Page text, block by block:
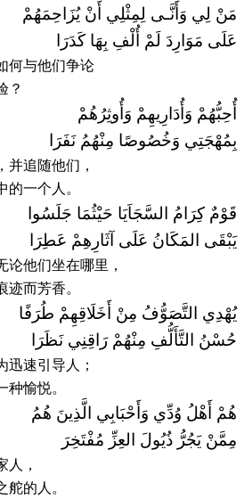
مَنْ لِي وَأَنَّـى لِمِثْلِي أَنْ يُزَاحِمَهُمْ
عَلَى مَوَارِدَ لَمْ أُلْفِ بِهَا كَدَرَا
何与他们争论
？
أُحِبُّهُمْ وَأُدَارِيهِمْ وَأُوثِرُهُمْ
بِمُهْجَتِي وَخُصُوصًا مِنْهُمُ نَفَرَا
追随他们，
一个人。
قَوْمٌ كِرَامُ السَّجَاَيَا حَيْثُمَا جَلَسُوا
يَبْقَى المَكَانُ عَلَى آثَارِهِمْ عَطِرَا
他们坐在哪里，
而芳香。
يُهْدِي التَّصَوُّفُ مِنْ أَخَلَاقِهِمْ طُرَفًا
حُسْنُ التَّأَلُّفِ مِنْهُمْ رَاقِنِي نَظَرَا
速引导人；
愉悦。
هُمْ أَهْلُ وُدِّي وَأَحْبَابِي الَّذِينَ هُمُ
مِمَّنْ يَجُرُّ ذُيُولَ العِزِّ مُفْتَخِرَ
人，
的人。